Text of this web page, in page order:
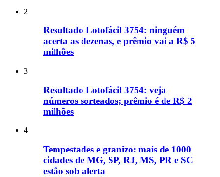
2
Resultado Lotofácil 3754: ninguém
acerta as dezenas, e prêmio vai a R$ 5
milhões
3
Resultado Lotofácil 3754: veja
números sorteados; prêmio é de R$ 2
milhões
4
Tempestades e granizo: mais de 1000
cidades de MG, SP, RJ, MS, PR e SC
estão sob alerta